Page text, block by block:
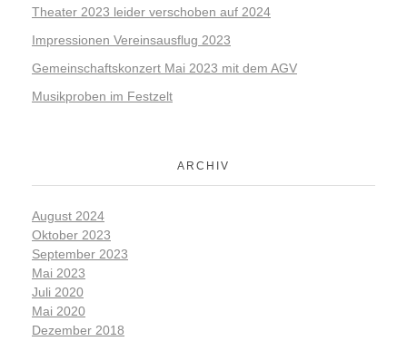
Theater 2023 leider verschoben auf 2024
Impressionen Vereinsausflug 2023
Gemeinschaftskonzert Mai 2023 mit dem AGV
Musikproben im Festzelt
ARCHIV
August 2024
Oktober 2023
September 2023
Mai 2023
Juli 2020
Mai 2020
Dezember 2018